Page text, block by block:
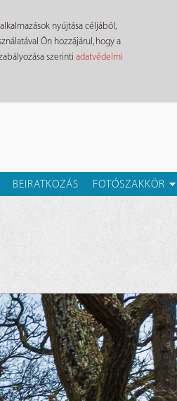
nyújtása céljából,
Ön hozzájárul, hogy a
szerintiadatvédelmi
BEIRATKOZÁS FOTÓSZAKKÖR